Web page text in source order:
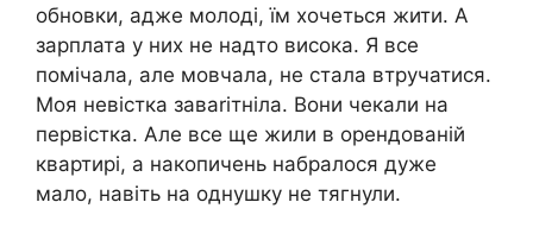
обновки, адже молоді, їм хочеться жити. А
зарплата у них не надто висока. Я все
помічала, але мовчала, не стала втручатися.
Моя невістка заваrітніла. Вони чекали на
первістка. Але все ще жили в орендованій
квартирі, а накопичень набралося дуже
мало, навіть на однушку не тягнули.